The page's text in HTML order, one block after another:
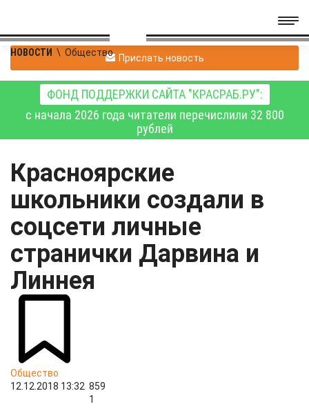
НОВОСТИ \ Общество Прислать новость
ФОНД ПОДДЕРЖКИ САЙТА "КРАСРАБ.РУ":
с начала 2026 года читатели перечислили 32 800
рублей
Красноярские
школьники создали в
соцсети личные
странички Дарвина и
Линнея
Общество
12.12.2018 13:32 859
1